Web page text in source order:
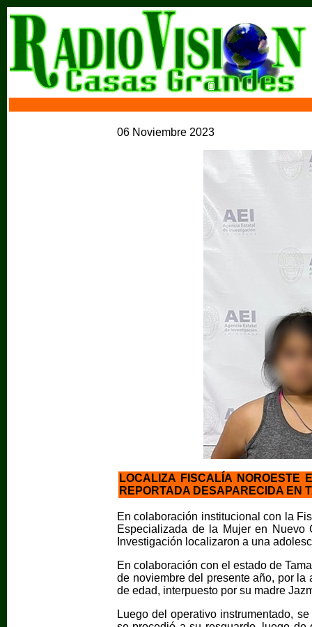
06 Noviembre 2023
LOCALIZA FISCALÍA NOROESTE
REPORTADA DESAPARECIDA EN
En colaboración institucional con la
Especializada de la Mujer en Nuevo
Investigación localizaron a una
En colaboración con el estado de
de noviembre del presente año, por
de edad, interpuesto por su madre
Luego del operativo instrumentado,